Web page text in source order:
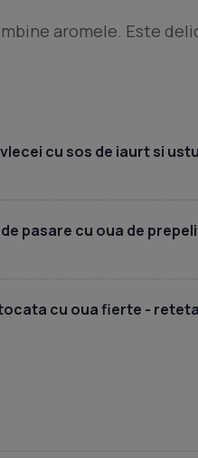
aromele. Este
cu sos de iaurt si
pasare cu oua de
cu oua fierte -